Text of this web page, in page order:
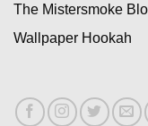
The Mistersmoke
Wallpaper Hookah